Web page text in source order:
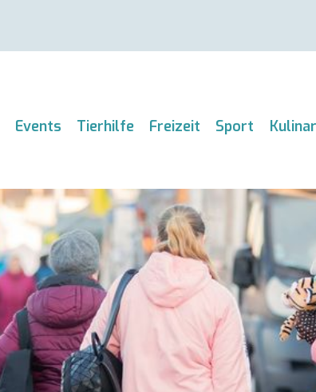
Events Tierhilfe Freizeit Sport